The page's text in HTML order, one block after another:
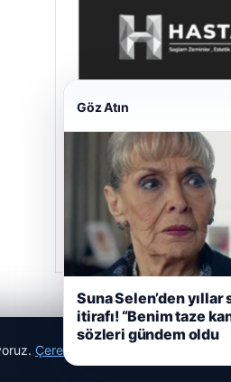
Hastaş Beton
26/05/2026
Çerez Politikamız
Göz Atın
Suna Selen’den
itirafı! “Benim taze
sözleri gündem oldu